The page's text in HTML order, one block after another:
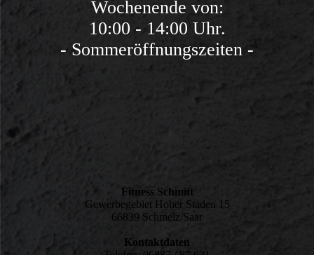
Wochenende von:
10:00 - 14:00 Uhr.
- Sommeröffnungszeiten -
Fitness Schmitt
Gewerbegebiet Hoher Staden 15
66839 Schmelz/Saar
Kontaktdaten